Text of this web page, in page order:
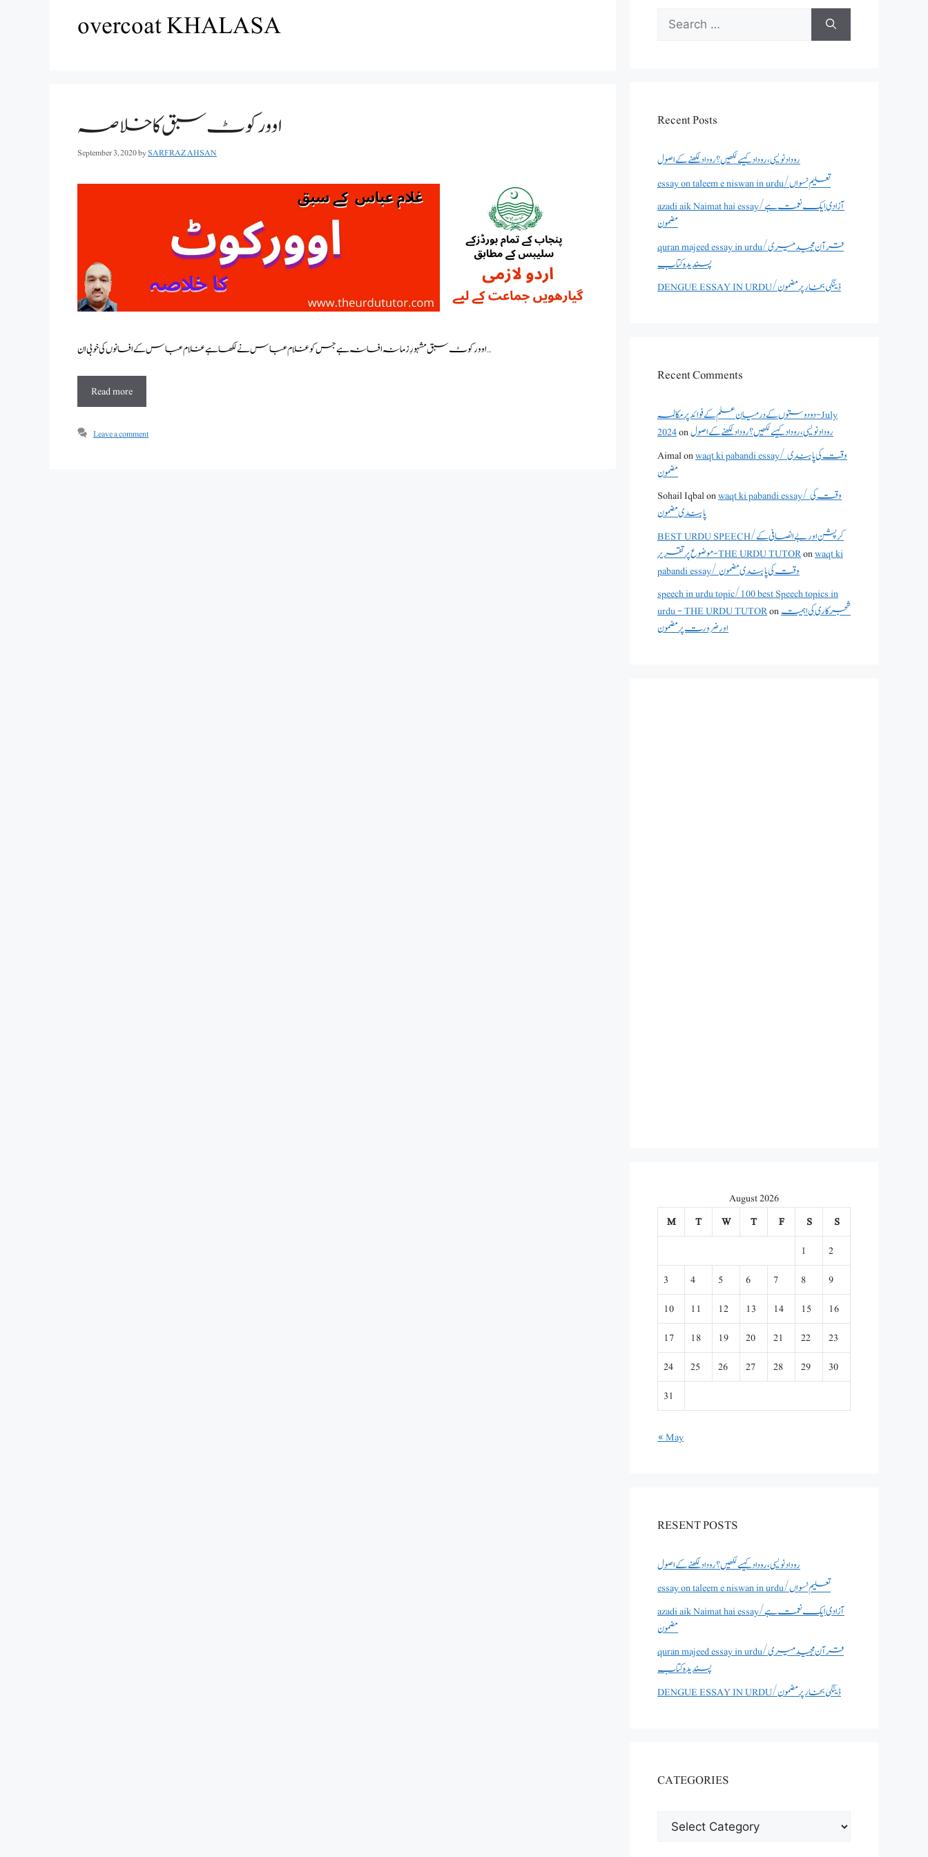
overcoat KHALASA
اوورکوٹ سبق کا خلاصہ
September 3, 2020bySARFRAZ AHSAN
اوورکوٹ سبق مشہورِ زمانہ افسانہ ہے جس کو غلام عباس نے لکھا ہے غلام عباس کے افسانوں کی خوبی ان …
Read more
Leave a comment
Search
for:
Recent Posts
روداد نویسی ،روداد کیسے لکھیں؟ روداد لکھنے کے اصول
essay on taleem e niswan in urdu/تعلیم نسواں
azadi aik Naimat hai essay/آزادی ایک نعمت ہے
مضمون
quran majeed essay in urdu/قرآن مجید میری
پسندیدہ کتاب
DENGUE ESSAY IN URDU/ڈینگی بخار پر مضمون
Recent Comments
دو دوستوں کے درمیان علم کے فوائد پر مکالمہ - July
2024onروداد نویسی ،روداد کیسے لکھیں؟ روداد لکھنے کے اصول
Aimalonwaqt ki pabandi essay/ وقت کی پابندی
مضمون
Sohail Iqbalonwaqt ki pabandi essay/ وقت کی
پابندی مضمون
BEST URDU SPEECH/کرپشن اور بے انصافی کے
موضوع پر تقریر - THE URDU TUTORonwaqt ki
pabandi essay/ وقت کی پابندی مضمون
speech in urdu topic/100 best Speech topics in
urdu - THE URDU TUTORonشجرکاری کی اہمیت
اور ضرورت پر مضمون
August 2026
M
T W T F S
S
1
2
3
4 5 6 7 8
9
10
11 12 13 14 15
16
17
18 19 20 21 22
23
24
25 26 27 28 29
30
31
« May
RESENT POSTS
روداد نویسی ،روداد کیسے لکھیں؟ روداد لکھنے کے اصول
essay on taleem e niswan in urdu/تعلیم نسواں
azadi aik Naimat hai essay/آزادی ایک نعمت ہے
مضمون
quran majeed essay in urdu/قرآن مجید میری
پسندیدہ کتاب
DENGUE ESSAY IN URDU/ڈینگی بخار پر مضمون
CATEGORIES
CATEGORIES